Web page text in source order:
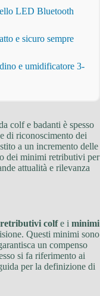
LED Bluetooth
e sicuro sempre
e umidificatore 3-
colf e badanti è spesso
di riconoscimento dei
a un incremento delle
dei minimi retributivi per
attualità e rilevanza
colfe i minimi
Questi minimi sono
un compenso
si fa riferimento ai
per la definizione di